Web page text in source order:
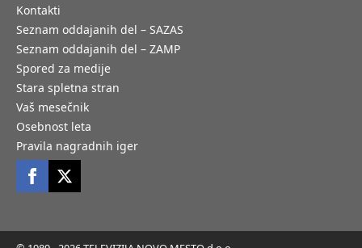
Kontakti
Seznam oddajanih del – SAZAS
Seznam oddajanih del – ZAMP
Spored za medije
Stara spletna stran
Vaš mesečnik
Osebnost leta
Pravila nagradnih iger